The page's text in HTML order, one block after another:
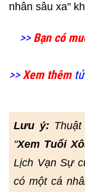
nhân sâu xa"
>> Bạn có
>>Xem thêmtử
Lưu ý:
"Xem Tuổi
Lịch Vạn Sự
có một cá